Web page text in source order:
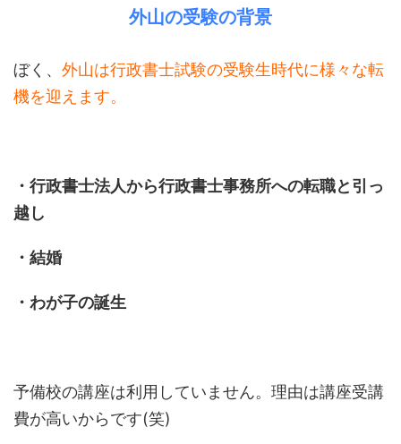
外山の受験の背景
ぼく、 外山は行政書士試験の受験生時代に様々な転
機を迎えます。
・行政書士法人から行政書士事務所への転職と引っ
越し
・結婚
・わが子の誕生
予備校の講座は利用していません。理由は講座受講
費が高いからです(笑)